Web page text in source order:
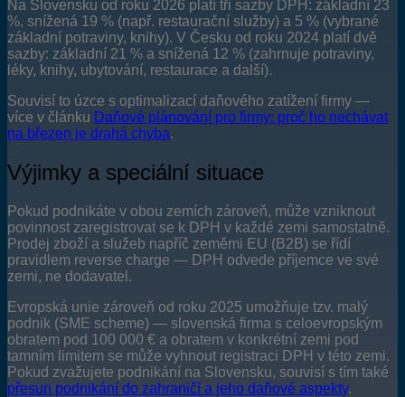
Na Slovensku od roku 2026 platí tři sazby DPH: základní 23
%, snížená 19 % (např. restaurační služby) a 5 % (vybrané
základní potraviny, knihy). V Česku od roku 2024 platí dvě
sazby: základní 21 % a snížená 12 % (zahrnuje potraviny,
léky, knihy, ubytování, restaurace a další).
Souvisí to úzce s optimalizací daňového zatížení firmy —
více v článku Daňové plánování pro firmy: proč ho nechávat
na březen je drahá chyba.
Výjimky a speciální situace
Pokud podnikáte v obou zemích zároveň, může vzniknout
povinnost zaregistrovat se k DPH v každé zemi samostatně.
Prodej zboží a služeb napříč zeměmi EU (B2B) se řídí
pravidlem reverse charge — DPH odvede příjemce ve své
zemi, ne dodavatel.
Evropská unie zároveň od roku 2025 umožňuje tzv. malý
podnik (SME scheme) — slovenská firma s celoevropským
obratem pod 100 000 € a obratem v konkrétní zemi pod
tamním limitem se může vyhnout registraci DPH v této zemi.
Pokud zvažujete podnikání na Slovensku, souvisí s tím také
přesun podnikání do zahraničí a jeho daňové aspekty.